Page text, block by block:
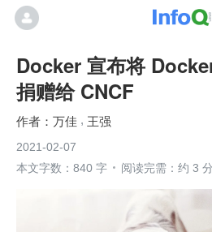
Docker 宣布将
捐赠给 CNCF
万佳 王强
2021-02-07
本文字数：840 字
阅读完需：约 3